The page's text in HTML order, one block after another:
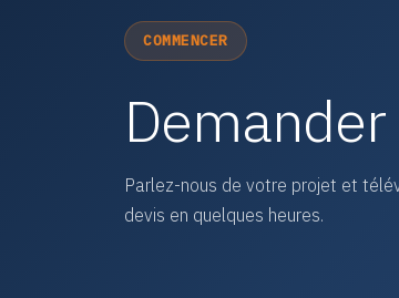
COMMENCER
Demander
Parlez-nous de votre projet et
devis en quelques heures.